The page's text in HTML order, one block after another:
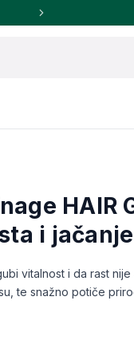
HAIR
i
vitalnost i da rast
te snažno potiče